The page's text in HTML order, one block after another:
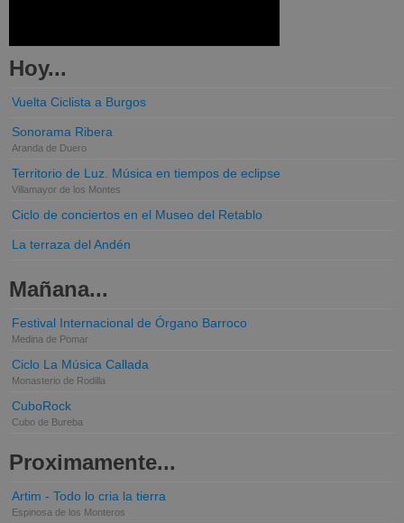
Hoy...
Vuelta Ciclista a Burgos
Sonorama Ribera
Aranda de Duero
Territorio de Luz. Música en tiempos de eclipse
Villamayor de los Montes
Ciclo de conciertos en el Museo del Retablo
La terraza del Andén
Mañana...
Festival Internacional de Órgano Barroco
Medina de Pomar
Ciclo La Música Callada
Monasterio de Rodilla
CuboRock
Cubo de Bureba
Proximamente...
Artim - Todo lo cria la tierra
Espinosa de los Monteros